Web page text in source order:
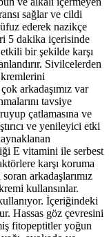
sağlar ve cildi
ederek nazikçe
5 dakika içerisinde
bir şekilde karşı
Sivilcelerden
arkadaşımız var
tavsiye
çatlamasına ve
ve yenileyici etki
E vitamini ile serbest
karşı koruma
arkadaşlarımız
kullansınlar.
İçeriğindeki
Hassas göz çevresini
fitopeptitler yoğun